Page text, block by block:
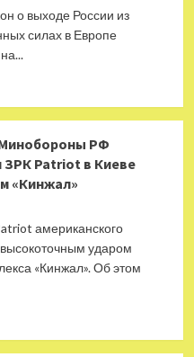
о выходе России из
силах в Европе
РФ
Patriot в Киеве
«Кинжал»
американского
ударом
«Кинжал». Об этом